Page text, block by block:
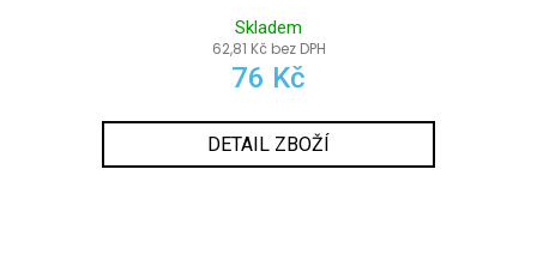
Skladem
62,81 Kč bez DPH
76 Kč
DETAIL ZBOŽÍ